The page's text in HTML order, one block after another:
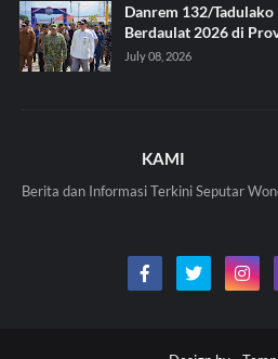
Danrem 132/
Berdaulat 2026 di
July 08, 2026
KAMI
Berita dan Informasi Terkini Seputar